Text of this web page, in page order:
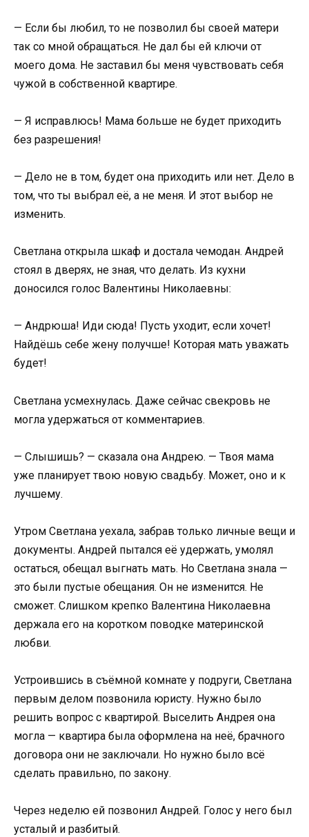
— Если бы любил, то не позволил бы своей матери
так со мной обращаться. Не дал бы ей ключи от
моего дома. Не заставил бы меня чувствовать себя
чужой в собственной квартире.
— Я исправлюсь! Мама больше не будет приходить
без разрешения!
— Дело не в том, будет она приходить или нет. Дело в
том, что ты выбрал её, а не меня. И этот выбор не
изменить.
Светлана открыла шкаф и достала чемодан. Андрей
стоял в дверях, не зная, что делать. Из кухни
доносился голос Валентины Николаевны:
— Андрюша! Иди сюда! Пусть уходит, если хочет!
Найдёшь себе жену получше! Которая мать уважать
будет!
Светлана усмехнулась. Даже сейчас свекровь не
могла удержаться от комментариев.
— Слышишь? — сказала она Андрею. — Твоя мама
уже планирует твою новую свадьбу. Может, оно и к
лучшему.
Утром Светлана уехала, забрав только личные вещи и
документы. Андрей пытался её удержать, умолял
остаться, обещал выгнать мать. Но Светлана знала —
это были пустые обещания. Он не изменится. Не
сможет. Слишком крепко Валентина Николаевна
держала его на коротком поводке материнской
любви.
Устроившись в съёмной комнате у подруги, Светлана
первым делом позвонила юристу. Нужно было
решить вопрос с квартирой. Выселить Андрея она
могла — квартира была оформлена на неё, брачного
договора они не заключали. Но нужно было всё
сделать правильно, по закону.
Через неделю ей позвонил Андрей. Голос у него был
усталый и разбитый.